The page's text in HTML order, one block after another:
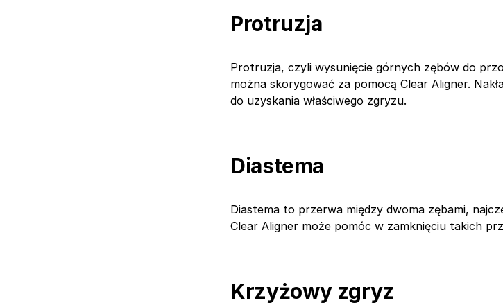
Protruzja
Protruzja, czyli wysunięcie górnych zębów do
można skorygować za pomocą Clear Aligner.
do uzyskania właściwego zgryzu.
Diastema
Diastema to przerwa między dwoma zębami,
Clear Aligner może pomóc w zamknięciu takich
Krzyżowy zgryz